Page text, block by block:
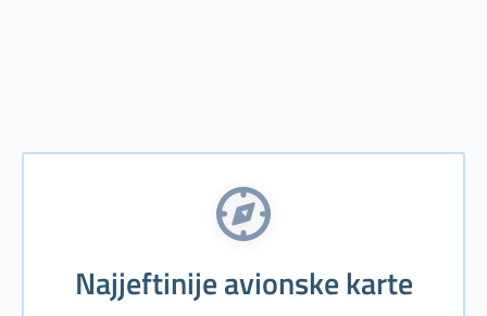
Najjeftinije avionske karte